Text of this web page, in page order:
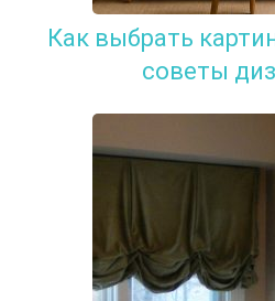
Как выбрать
советы